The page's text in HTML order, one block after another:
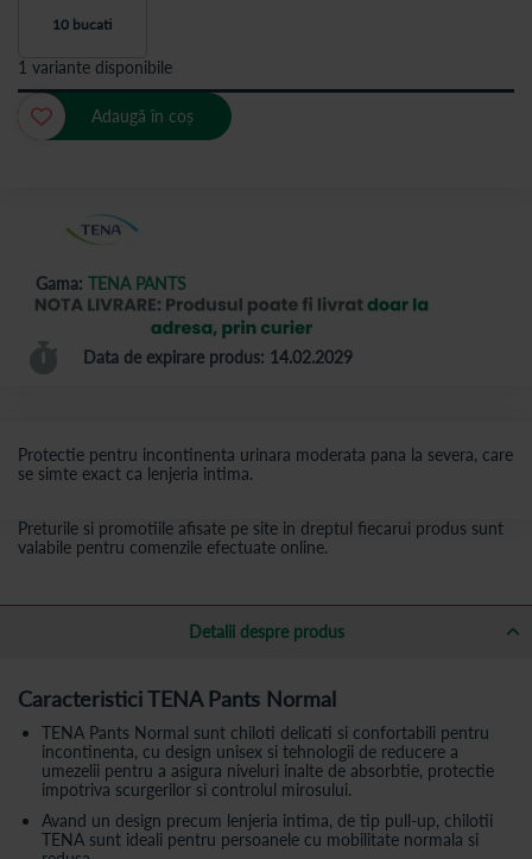
Gama: TENA PANTS
Data de expirare produs: 14.02.2029
Protectie pentru incontinenta urinara moderata pana la severa, care
se simte exact ca lenjeria intima.
10 bucati
1 variante disponibile
Adaugă în coș
Preturile si promotiile afisate pe site in dreptul fiecarui produs sunt
valabile pentru comenzile efectuate online.
Detalii despre produs
Caracteristici TENA Pants Normal
TENA Pants Normal sunt chiloti delicati si confortabili pentru
incontinenta, cu design unisex si tehnologii de reducere a
umezelii pentru a asigura niveluri inalte de absorbtie, protectie
impotriva scurgerilor si controlul mirosului.
Avand un design precum lenjeria intima, de tip pull-up, chilotii
TENA sunt ideali pentru persoanele cu mobilitate normala si